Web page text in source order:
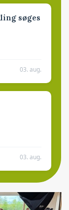
søges
03. aug.
03. aug.